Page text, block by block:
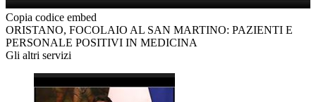
Copia codice embed
ORISTANO, FOCOLAIO AL SAN MARTINO: PAZIENTI E
PERSONALE POSITIVI IN MEDICINA
Gli altri servizi